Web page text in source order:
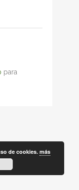
para
de cookies.más